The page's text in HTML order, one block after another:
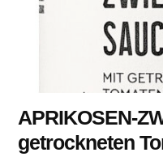
APRIKOSEN-
getrockneten